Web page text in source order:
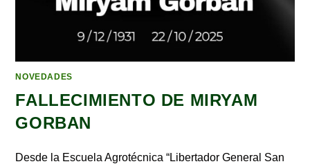
NOVEDADES
FALLECIMIENTO DE MIRYAM
GORBAN
Desde la Escuela Agrotécnica “Libertador General San